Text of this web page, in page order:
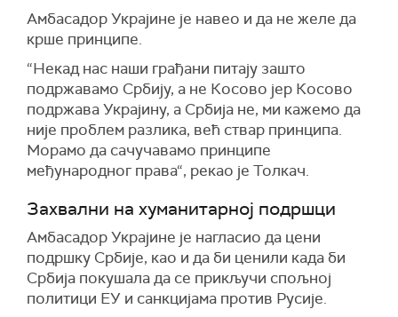
Амбасадор Украјине је навео и да не желе да
крше принципе.
“Некад нас наши грађани питају зашто
подржавамо Србију, а не Косово јер Косово
подржава Украјину, а Србија не, ми кажемо да
није проблем разлика, већ ствар принципа.
Морамо да сачучавамо принципе
међународног права“, рекао је Толкач.
Захвални на хуманитарној подршци
Амбасадор Украјине је нагласио да цени
подршку Србије, као и да би ценили када би
Србија покушала да се прикључи спољној
политици ЕУ и санкцијама против Русије.